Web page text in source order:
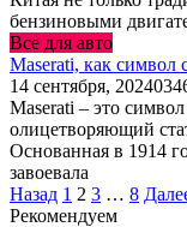
бензиновыми
Все для авто
Maserati, как символ
14 сентября, 20240
Maserati – это
олицетворяющий
Основанная в 1914
завоевала
Пагинация
записей
Назад 1 2 3 … 8
Рекомендуем